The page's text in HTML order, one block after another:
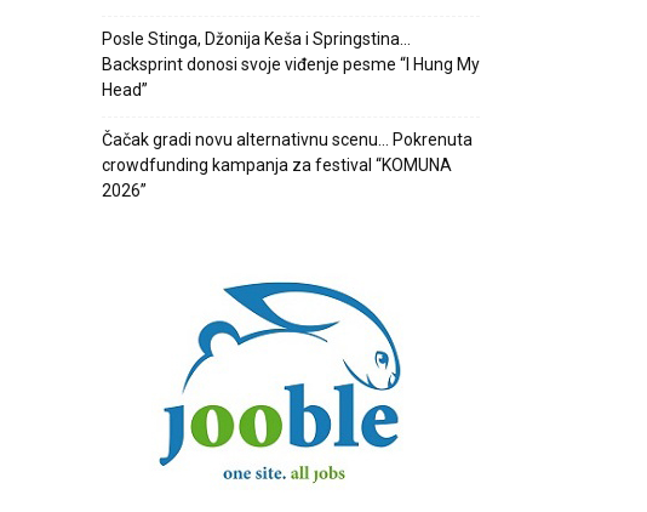
Posle Stinga, Džonija Keša i Springstina…
Backsprint donosi svoje viđenje pesme “I Hung My
Head”
Čačak gradi novu alternativnu scenu… Pokrenuta
crowdfunding kampanja za festival “KOMUNA
2026”